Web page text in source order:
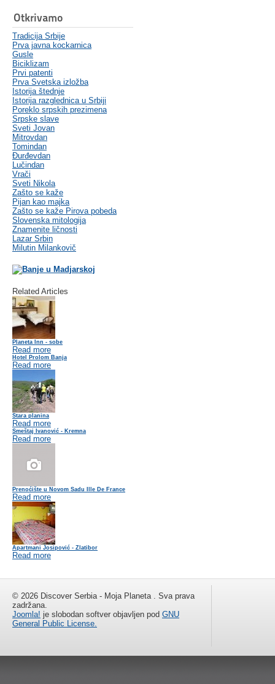
Otkrivamo
Tradicija Srbije
Prva javna kockarnica
Gusle
Biciklizam
Prvi patenti
Prva Svetska izložba
Istorija štednje
Istorija razglednica u Srbiji
Poreklo srpskih prezimena
Srpske slave
Sveti Jovan
Mitrovdan
Tomindan
Đurđevdan
Lučindan
Vrači
Sveti Nikola
Zašto se kaže
Pijan kao majka
Zašto se kaže Pirova pobeda
Slovenska mitologija
Znamenite ličnosti
Lazar Srbin
Milutin Milankovič
Related Articles
Planeta Inn - sobe
Read more
Hotel Prolom Banja
Read more
Stara planina
Read more
Smeštaj Ivanović - Kremna
Read more
Prenoćište u Novom Sadu Ille De France
Read more
Apartmani Josipović - Zlatibor
Read more
© 2026 Discover Serbia - Moja Planeta . Sva prava
zadržana.
Joomla! je slobodan softver objavljen pod GNU
General Public License.